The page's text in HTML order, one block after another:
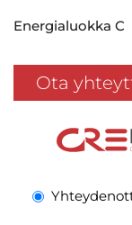
Energialuokka C
Ota